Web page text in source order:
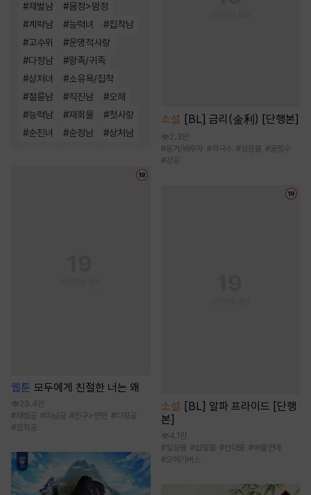
#재벌남 #몸정>맘정
#계략남 #능력녀 #집착남
#고수위 #운명적사랑
#다정남 #왕족/귀족
#상처녀 #소유욕/집착
#절륜남 #직진남 #오해
#능력남 #재회물 #첫사랑
#순진녀 #순정남 #상처남
웹툰 모두에게 친절한 너는 왜
29.4만
# 재벌공 #미남공 #친구>연인 #다정공
#집착공
소설 [BL] 금리(金利) [단행본]
2.3만
#동거/배우자 #적극수 #성장물 #굴림수
#강공
소설 [BL] 알파 프라이드 [단행
본]
4.1만
#일상물 #삽질물 #현대물 #배틀연애
#오메가버스